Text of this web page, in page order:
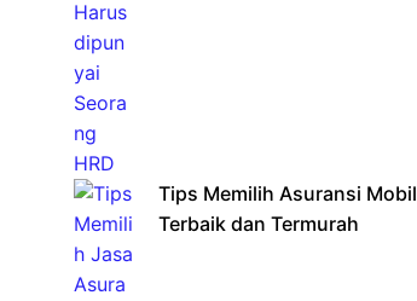
Tips Memilih Asuransi Mobil
Terbaik dan Termurah